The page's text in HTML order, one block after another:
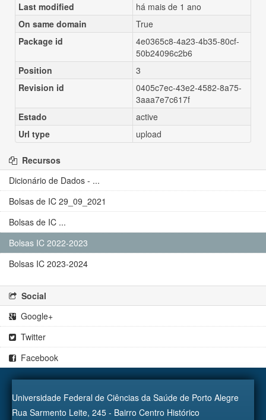
Last modified
há mais de 1 ano
On same domain
True
Package id
4e0365c8-4a23-4b35-80cf-
50b24096c2b6
Position
3
Revision id
0405c7ec-43e2-4582-8a75-
3aaa7e7c617f
Estado
active
Url type
upload
Recursos
Dicionário de Dados - ...
Bolsas de IC 29_09_2021
Bolsas de IC ...
Bolsas IC 2022-2023
Bolsas IC 2023-2024
Social
Google+
Twitter
Facebook
Universidade Federal de Ciências da Saúde de Porto Alegre
Rua Sarmento Leite, 245 - Bairro Centro Histórico